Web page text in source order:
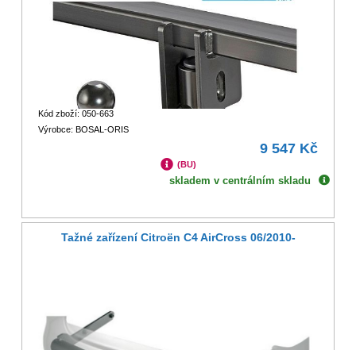
Kód zboží: 050-663
Výrobce: BOSAL-ORIS
9 547 Kč
(BU)
skladem v centrálním skladu
Tažné zařízení Citroën C4 AirCross 06/2010-